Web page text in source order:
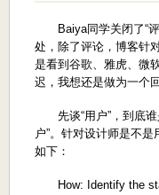
Baiya同学关闭了“评
处，除了评论，博客针
是看到谷歌、雅虎、微
迟，我想还是做为一个回
先谈“用户”，到底谁
户”。针对设计师是不
如下：
How: Identify the